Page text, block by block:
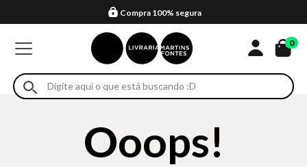
Formas de entrega
Compra 100% segura
Em até 4x sem juros no cartão*
Retire na loja
Eventos
0
Ooops!